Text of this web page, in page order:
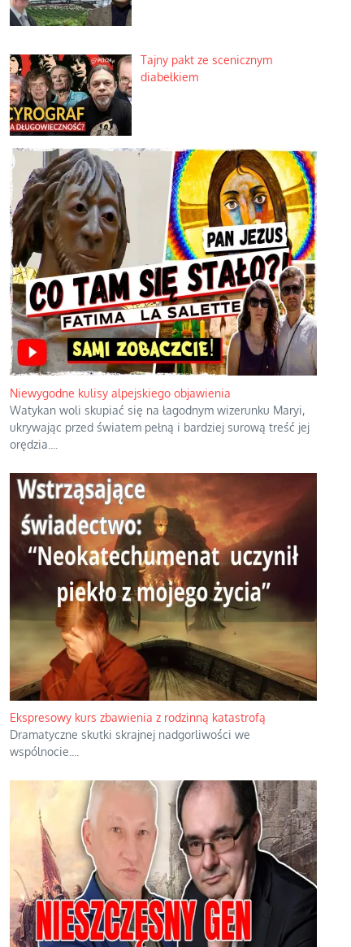
Tajny pakt ze scenicznym
diabełkiem
Niewygodne kulisy alpejskiego objawienia
Watykan woli skupiać się na łagodnym wizerunku Maryi,
ukrywając przed światem pełną i bardziej surową treść jej
orędzia.
Ekspresowy kurs zbawienia z rodzinną katastrofą
Dramatyczne skutki skrajnej nadgorliwości we
wspólnocie.